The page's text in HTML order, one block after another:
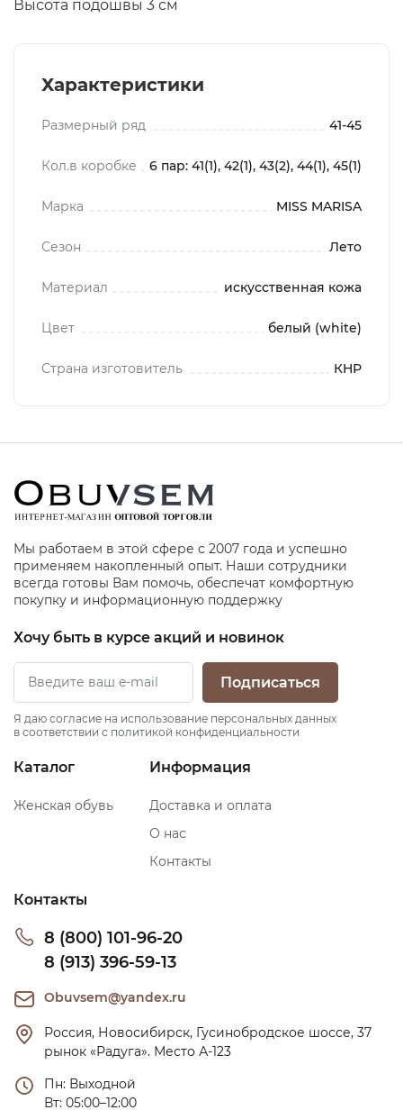
Высота подошвы 3 см
Характеристики
Размерный ряд 41-45
Кол.в коробке 6 пар: 41(1), 42(1), 43(2), 44(1), 45(1)
Марка MISS MARISA
Сезон Лето
Материал искусственная кожа
Цвет белый (white)
Страна изготовитель КНР
Мы работаем в этой сфере с 2007 года и успешно
применяем накопленный опыт. Наши сотрудники
всегда готовы Вам помочь, обеспечат комфортную
покупку и информационную поддержку
Хочу быть в курсе акций и новинок
Подписаться
Я даю согласие на использование персональных данных
в соответствии с политикой конфиденциальности
Каталог
Женская обувь
Информация
Доставка и оплата
О нас
Контакты
Контакты
8 (800) 101-96-20
8 (913) 396-59-13
Obuvsem@yandex.ru
Россия, Новосибирск, Гусинобродское шоссе, 37
рынок «Радуга». Место А-123
Пн: Выходной
Вт: 05:00–12:00